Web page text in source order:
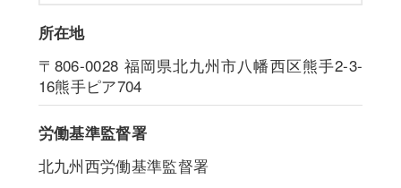
所在地
〒806-0028 福岡県北九州市八幡西区熊手2-3-
16熊手ピア704
労働基準監督署
北九州西労働基準監督署